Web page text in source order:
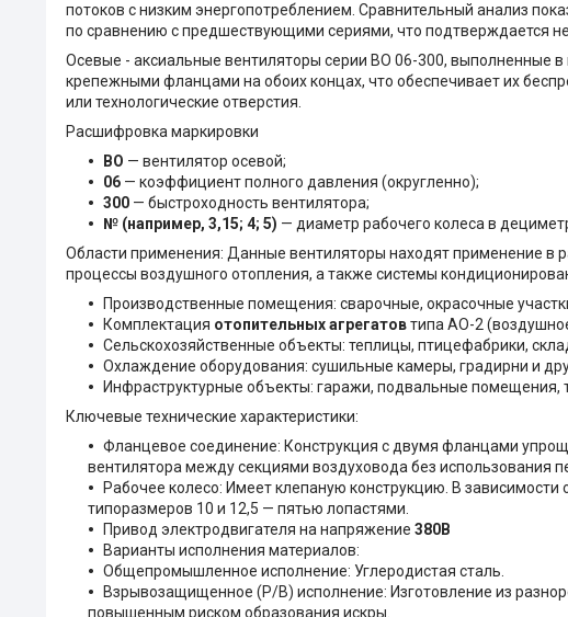
потоков с низким энергопотреблением. Сравнительный анализ
по сравнению с предшествующими сериями, что подтверждается
Осевые - аксиальные вентиляторы серии ВО 06-300, выполненные
крепежными фланцами на обоих концах, что обеспечивает их
или технологические отверстия.
Расшифровка маркировки
ВО — вентилятор осевой;
06 — коэффициент полного давления (округленно);
300 — быстроходность вентилятора;
№ (например, 3,15; 4; 5) — диаметр рабочего колеса в
Области применения: Данные вентиляторы находят применение
процессы воздушного отопления, а также системы
Производственные помещения: сварочные, окрасочные
Комплектация отопительных агрегатовтипа АО-2
Сельскохозяйственные объекты: теплицы, птицефабрики,
Охлаждение оборудования: сушильные камеры, градирни и
Инфраструктурные объекты: гаражи, подвальные помещения,
Ключевые технические характеристики:
Фланцевое соединение: Конструкция с двумя фланцами
вентилятора между секциями воздуховода без использования
Рабочее колесо: Имеет клепаную конструкцию. В
типоразмеров 10 и 12,5 — пятью лопастями.
Привод электродвигателя на напряжение 380В
Варианты исполнения материалов:
Общепромышленное исполнение: Углеродистая сталь.
Взрывозащищенное (Р/В) исполнение: Изготовление из
повышенным риском образования искры.